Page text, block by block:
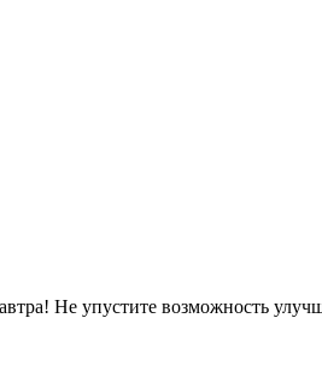
Не упустите возможность